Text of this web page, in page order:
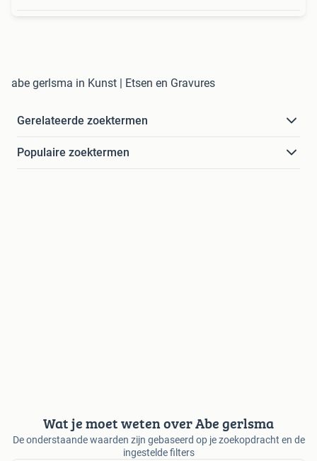
abe gerlsma in Kunst | Etsen en Gravures
Gerelateerde zoektermen
Populaire zoektermen
Wat je moet weten over Abe gerlsma
De onderstaande waarden zijn gebaseerd op je zoekopdracht en de
ingestelde filters